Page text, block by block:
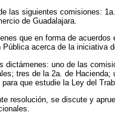
las siguientes comisiones:
de Guadalajara.
que en forma de
acerca de la iniciativa
dictámenes: uno de las
tres de la 2a. de
que estudie la Ley del
resolución, se discute y